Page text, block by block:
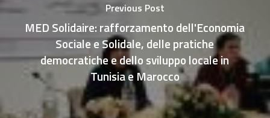
Previous Post
MED Solidaire: rafforzamento dell'Economia
Sociale e Solidale, delle pratiche
democratiche e dello sviluppo locale in
Tunisia e Marocco